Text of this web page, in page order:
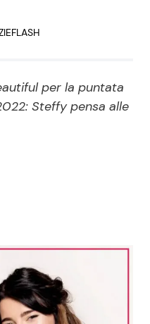
Soap Opera
Cucina e Ricette
per la puntata
Steffy pensa alle